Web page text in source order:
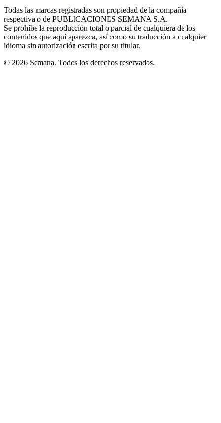
windowwindowwindow
new
window
Todas las marcas registradas son propiedad de la compañía
respectiva o de PUBLICACIONES SEMANA S.A.
Se prohíbe la reproducción total o parcial de cualquiera de los
contenidos que aquí aparezca, así como su traducción a cualquier
idioma sin autorización escrita por su titular.
© 2026 Semana. Todos los derechos reservados.